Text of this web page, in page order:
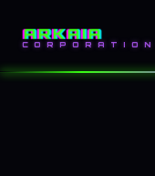
ARKAIA
CORPORATION